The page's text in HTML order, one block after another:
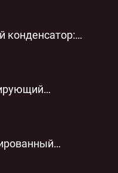
конденсатор: